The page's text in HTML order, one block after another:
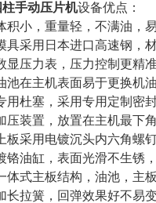
柱手动压片机设备优点：
积小，重量轻，不满油，
具采用日本进口高速钢，
显压力表，压力控制更精
池在主机表面易于更换机
用杜塞，采用专用定制密
压装置，放置在主机最下
板采用电镀沉头内六角螺
铬油缸，表面光滑不生锈
体式主板结构，油池，主
长拉簧，回弹效果好不易